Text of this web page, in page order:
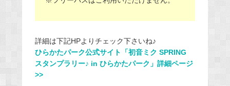
詳細は下記HPよりチェック下さいね♪
ひらかたパーク公式サイト「初音ミク SPRING
スタンプラリー♪ in ひらかたパーク」詳細ページ
>>